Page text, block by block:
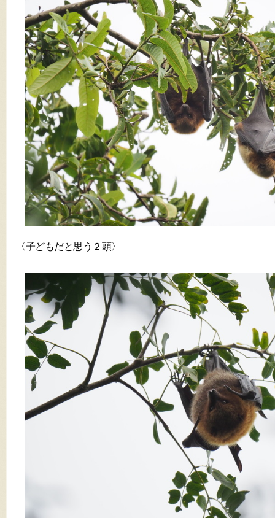
〈子どもだと思う２頭〉